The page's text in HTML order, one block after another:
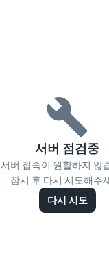
서버 점검중
서버 접속이 원활하지 않
잠시 후 다시 시도해주
다시 시도